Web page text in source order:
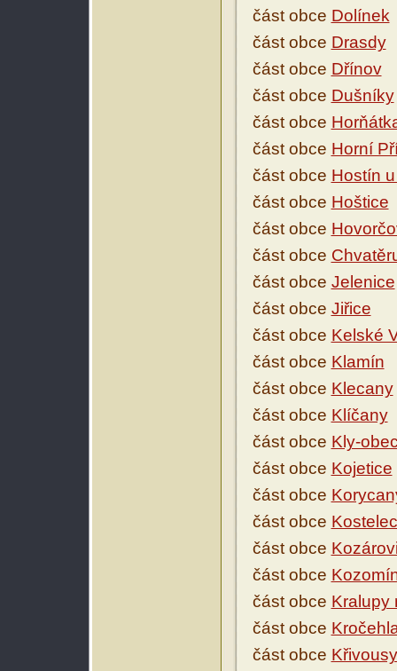
část obce Dolínek
část obce Drasdy
část obce Dřínov
část obce Dušníky
část obce
část obce Horní
část obce Hostín
část obce Hoštice
část obce
část obce
část obce Jelenice
část obce Jiřice
část obce Kelské
část obce Klamín
část obce Klecany
část obce Klíčany
část obce Kly-
část obce Kojetice
část obce
část obce
část obce
část obce
část obce Kralupy
část obce
část obce Křivousy